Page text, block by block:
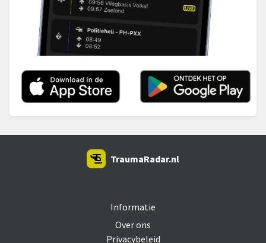
Informatie
Over ons
Privacybeleid
TraumaRadar.nl